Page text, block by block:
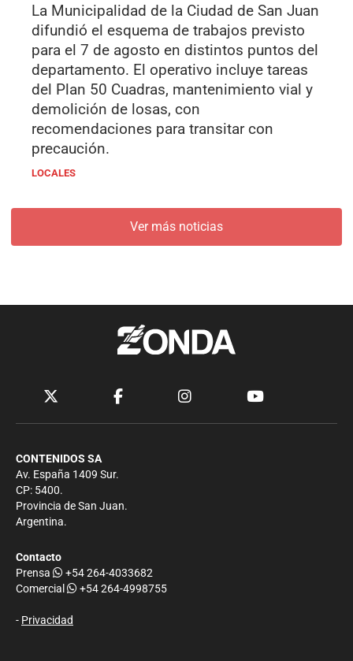
La Municipalidad de la Ciudad de San Juan
difundió el esquema de trabajos previsto
para el 7 de agosto en distintos puntos del
departamento. El operativo incluye tareas
del Plan 50 Cuadras, mantenimiento vial y
demolición de losas, con
recomendaciones para transitar con
precaución.
LOCALES
Ver más noticias
CONTENIDOS SA
Av. España 1409 Sur.
CP: 5400.
Provincia de San Juan.
Argentina.
Contacto
Prensa
+54 264-4033682
Comercial
+54 264-4998755
- Privacidad